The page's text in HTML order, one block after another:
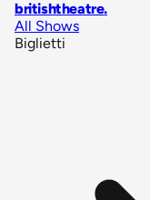
britishtheatre.
All Shows
Biglietti